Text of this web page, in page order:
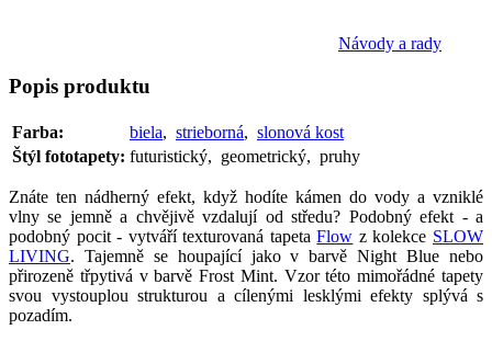
Návody a rady
Popis produktu
Farba: biela, strieborná, slonová kost
Štýl fototapety: futuristický, geometrický, pruhy
Znáte ten nádherný efekt, když hodíte kámen do vody a vzniklé
vlny se jemně a chvějivě vzdalují od středu? Podobný efekt - a
podobný pocit - vytváří texturovaná tapetaFlow z kolekce SLOW
LIVING. Tajemně se houpající jako v barvě Night Blue nebo
přirozeně třpytivá v barvě Frost Mint. Vzor této mimořádné tapety
svou vystouplou strukturou a cílenými lesklými efekty splývá s
pozadím.